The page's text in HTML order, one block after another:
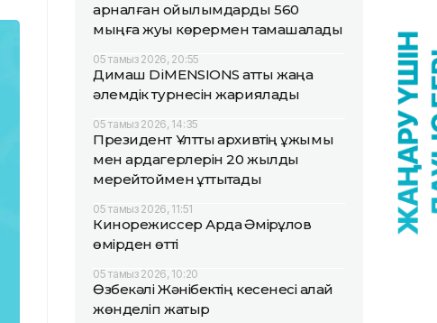
арналған қойылымдарды 560
мыңға жуық көрермен тамашалады
05 тамыз 2026, 20:55
Димаш DiMENSIONS атты жаңа
әлемдік турнесін жариялады
05 тамыз 2026, 14:35
Президент Ұлттық архивтің ұжымы
мен ардагерлерін 20 жылдық
мерейтоймен құттықтады
05 тамыз 2026, 11:51
Кинорежиссер Ардақ Әмірқұлов
өмірден өтті
05 тамыз 2026, 10:20
Өзбекәлі Жәнібектің кесенесі қалай
жөнделіп жатыр